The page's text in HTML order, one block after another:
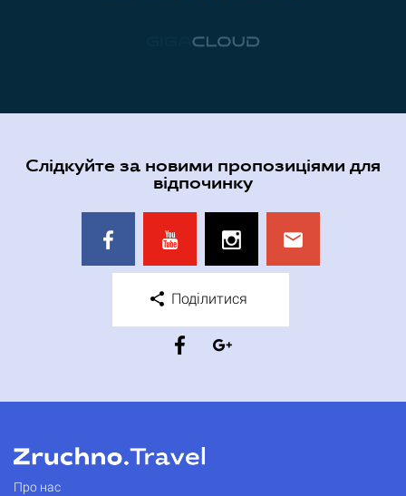
Слідкуйте за новими пропозиціями для
відпочинку
Поділитися
Про нас